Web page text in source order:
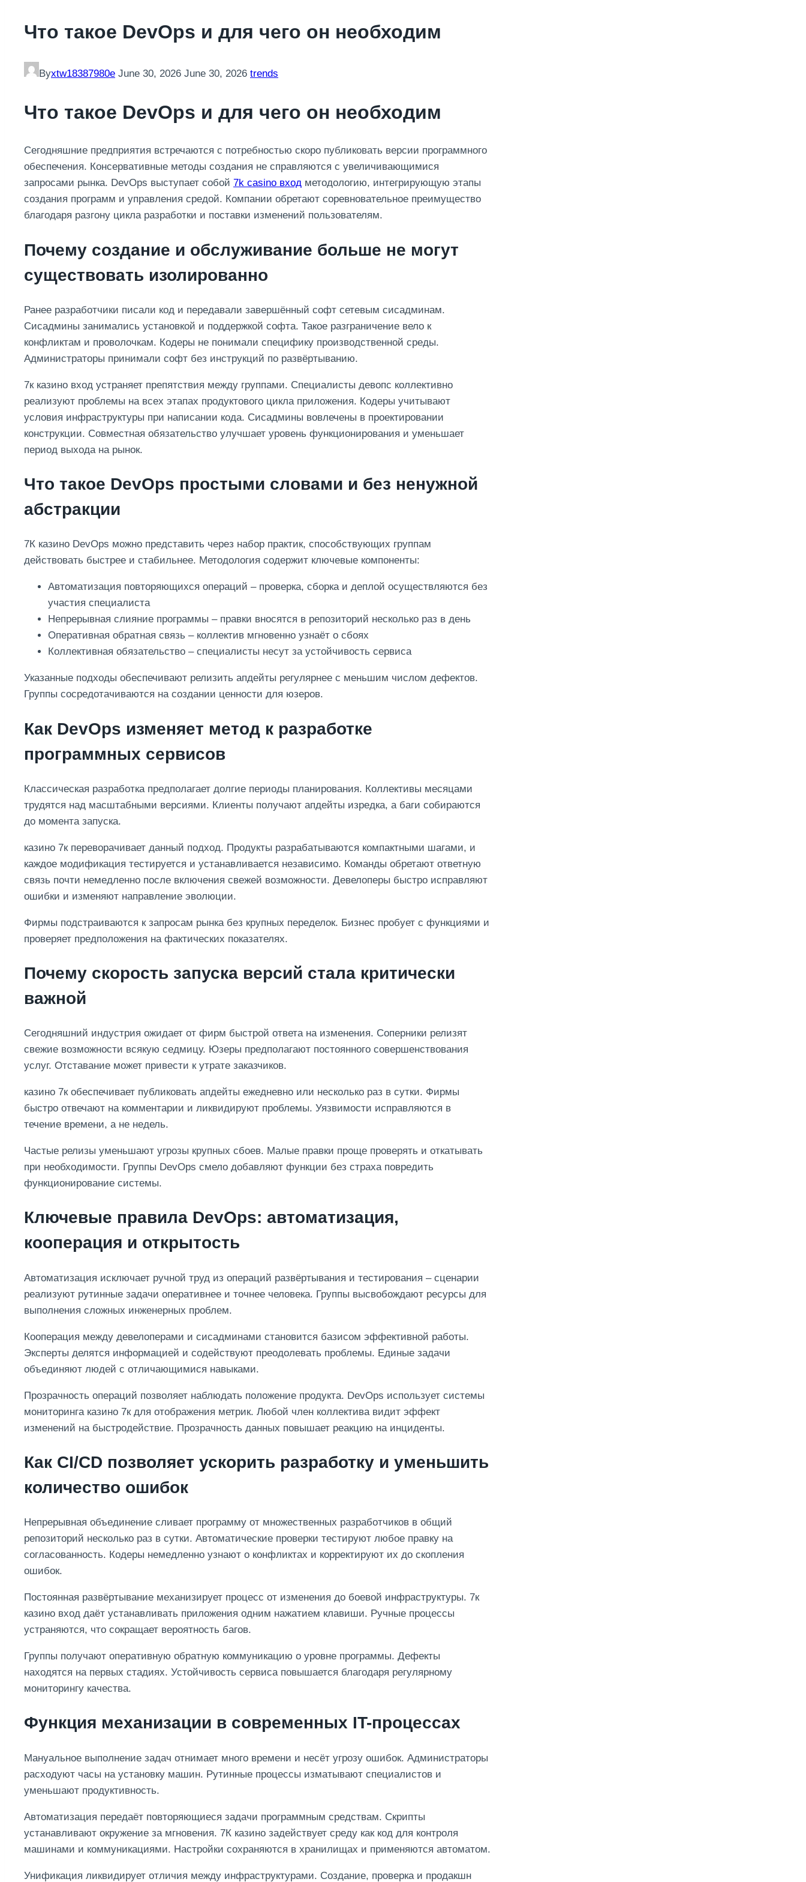
Что такое DevOps и для чего он необходим
Byxtw18387980e June 30, 2026 June 30, 2026 trends
Что такое DevOps и для чего он необходим
Сегодняшние предприятия встречаются с потребностью скоро публиковать версии программного
обеспечения. Консервативные методы создания не справляются с увеличивающимися
запросами рынка. DevOps выступает собой 7k casino вход методологию, интегрирующую этапы
создания программ и управления средой. Компании обретают соревновательное преимущество
благодаря разгону цикла разработки и поставки изменений пользователям.
Почему создание и обслуживание больше не могут
существовать изолированно
Ранее разработчики писали код и передавали завершённый софт сетевым сисадминам.
Сисадмины занимались установкой и поддержкой софта. Такое разграничение вело к
конфликтам и проволочкам. Кодеры не понимали специфику производственной среды.
Администраторы принимали софт без инструкций по развёртыванию.
7к казино вход устраняет препятствия между группами. Специалисты девопс коллективно
реализуют проблемы на всех этапах продуктового цикла приложения. Кодеры учитывают
условия инфраструктуры при написании кода. Сисадмины вовлечены в проектировании
конструкции. Совместная обязательство улучшает уровень функционирования и уменьшает
период выхода на рынок.
Что такое DevOps простыми словами и без ненужной
абстракции
7К казино DevOps можно представить через набор практик, способствующих группам
действовать быстрее и стабильнее. Методология содержит ключевые компоненты:
Автоматизация повторяющихся операций – проверка, сборка и деплой осуществляются без
участия специалиста
Непрерывная слияние программы – правки вносятся в репозиторий несколько раз в день
Оперативная обратная связь – коллектив мгновенно узнаёт о сбоях
Коллективная обязательство – специалисты несут за устойчивость сервиса
Указанные подходы обеспечивают релизить апдейты регулярнее с меньшим числом дефектов.
Группы сосредотачиваются на создании ценности для юзеров.
Как DevOps изменяет метод к разработке
программных сервисов
Классическая разработка предполагает долгие периоды планирования. Коллективы месяцами
трудятся над масштабными версиями. Клиенты получают апдейты изредка, а баги собираются
до момента запуска.
казино 7к переворачивает данный подход. Продукты разрабатываются компактными шагами, и
каждое модификация тестируется и устанавливается независимо. Команды обретают ответную
связь почти немедленно после включения свежей возможности. Девелоперы быстро исправляют
ошибки и изменяют направление эволюции.
Фирмы подстраиваются к запросам рынка без крупных переделок. Бизнес пробует с функциями и
проверяет предположения на фактических показателях.
Почему скорость запуска версий стала критически
важной
Сегодняшний индустрия ожидает от фирм быстрой ответа на изменения. Соперники релизят
свежие возможности всякую седмицу. Юзеры предполагают постоянного совершенствования
услуг. Отставание может привести к утрате заказчиков.
казино 7к обеспечивает публиковать апдейты ежедневно или несколько раз в сутки. Фирмы
быстро отвечают на комментарии и ликвидируют проблемы. Уязвимости исправляются в
течение времени, а не недель.
Частые релизы уменьшают угрозы крупных сбоев. Малые правки проще проверять и откатывать
при необходимости. Группы DevOps смело добавляют функции без страха повредить
функционирование системы.
Ключевые правила DevOps: автоматизация,
кооперация и открытость
Автоматизация исключает ручной труд из операций развёртывания и тестирования – сценарии
реализуют рутинные задачи оперативнее и точнее человека. Группы высвобождают ресурсы для
выполнения сложных инженерных проблем.
Кооперация между девелоперами и сисадминами становится базисом эффективной работы.
Эксперты делятся информацией и содействуют преодолевать проблемы. Единые задачи
объединяют людей с отличающимися навыками.
Прозрачность операций позволяет наблюдать положение продукта. DevOps использует системы
мониторинга казино 7к для отображения метрик. Любой член коллектива видит эффект
изменений на быстродействие. Прозрачность данных повышает реакцию на инциденты.
Как CI/CD позволяет ускорить разработку и уменьшить
количество ошибок
Непрерывная объединение сливает программу от множественных разработчиков в общий
репозиторий несколько раз в сутки. Автоматические проверки тестируют любое правку на
согласованность. Кодеры немедленно узнают о конфликтах и корректируют их до скопления
ошибок.
Постоянная развёртывание механизирует процесс от изменения до боевой инфраструктуры. 7к
казино вход даёт устанавливать приложения одним нажатием клавиши. Ручные процессы
устраняются, что сокращает вероятность багов.
Группы получают оперативную обратную коммуникацию о уровне программы. Дефекты
находятся на первых стадиях. Устойчивость сервиса повышается благодаря регулярному
мониторингу качества.
Функция механизации в современных IT-процессах
Мануальное выполнение задач отнимает много времени и несёт угрозу ошибок. Администраторы
расходуют часы на установку машин. Рутинные процессы изматывают специалистов и
уменьшают продуктивность.
Автоматизация передаёт повторяющиеся задачи программным средствам. Скрипты
устанавливают окружение за мгновения. 7К казино задействует среду как код для контроля
машинами и коммуникациями. Настройки сохраняются в хранилищах и применяются автоматом.
Унификация ликвидирует отличия между инфраструктурами. Создание, проверка и продакшн